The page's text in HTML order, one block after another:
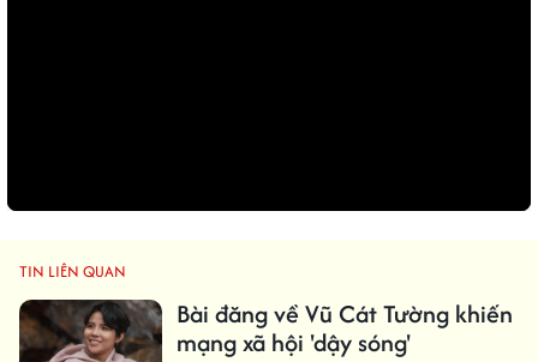
TIN LIÊN QUAN
Bài đăng về Vũ Cát Tường khiến
mạng xã hội 'dậy sóng'